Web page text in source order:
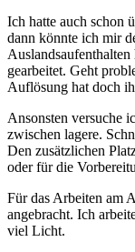
Ich hatte auch schon
dann könnte ich mir
gearbeitet. Geht
Auflösung hat doch
Ansonsten versuche
zwischen lagere.
Den zusätzlichen
oder für die
Für das Arbeiten am
angebracht. Ich
viel Licht.